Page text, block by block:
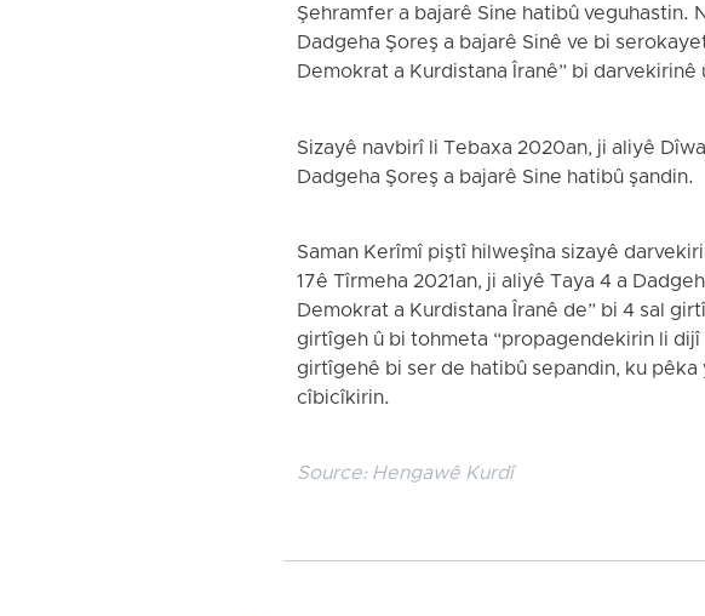
Şehramfer a bajarê Sine hatibû veguhastin.
Dadgeha Şoreş a bajarê Sinê ve bi
Demokrat a Kurdistana Îranê” bi darvekirinê
Sizayê navbirî li Tebaxa 2020an, ji aliyê
Dadgeha Şoreş a bajarê Sine hatibû şandin.
Saman Kerîmî piştî hilweşîna sizayê
17ê Tîrmeha 2021an, ji aliyê Taya 4 a
Demokrat a Kurdistana Îranê de” bi 4 sal
girtîgeh û bi tohmeta “propagendekirin li
girtîgehê bi ser de hatibû sepandin, ku
cîbicîkirin.
Source: Hengawê Kurdî